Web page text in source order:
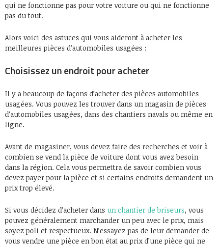
qui ne fonctionne pas pour votre voiture ou qui ne fonctionne
pas du tout.
Alors voici des astuces qui vous aideront à acheter les
meilleures pièces d’automobiles usagées :
Choisissez un endroit pour acheter
Il y a beaucoup de façons d’acheter des pièces automobiles
usagées. Vous pouvez les trouver dans un magasin de pièces
d’automobiles usagées, dans des chantiers navals ou même en
ligne.
Avant de magasiner, vous devez faire des recherches et voir à
combien se vend la pièce de voiture dont vous avez besoin
dans la région. Cela vous permettra de savoir combien vous
devez payer pour la pièce et si certains endroits demandent un
prix trop élevé.
Si vous décidez d’acheter dans un chantier de briseurs, vous
pouvez généralement marchander un peu avec le prix, mais
soyez poli et respectueux. N’essayez pas de leur demander de
vous vendre une pièce en bon état au prix d’une pièce qui ne